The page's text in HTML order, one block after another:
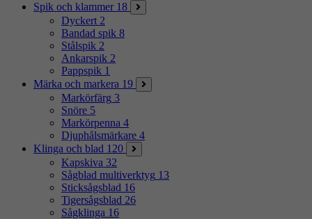
Spik och klammer 18
Dyckert 2
Bandad spik 8
Stålspik 2
Ankarspik 2
Pappspik 1
Märka och markera 19
Markörfärg 3
Snöre 5
Markörpenna 4
Djuphålsmärkare 4
Klinga och blad 120
Kapskiva 32
Sågblad multiverktyg 13
Sticksågsblad 16
Tigersågsblad 26
Sågklinga 16